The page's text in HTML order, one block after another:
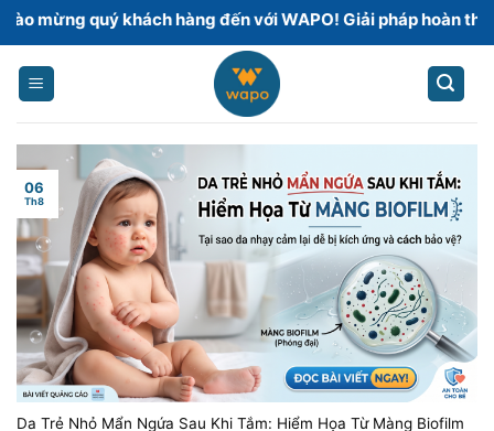
Skip
to
content
khách hàng đến với WAPO! Giải pháp hoàn thiện sàn bê
Da Trẻ Nhỏ Mẩn Ngứa Sau Khi Tắm: Hiểm Họa Từ Màng Biofilm
06
Th8